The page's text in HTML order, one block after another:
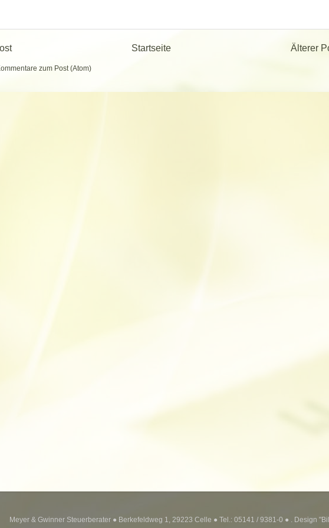
Älterer
Startseite
zum Post (Atom)
Meyer & Gwinner Steuerberater ● Berkefeldweg 1, 29223 Celle ● Tel.: 05141 / 9381-0 ● . Design